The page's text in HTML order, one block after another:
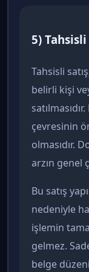
5)
Tahsisli
belirli kişi
çevresinin
olmasıdır.
arzın genel
Bu satış
nedeniyle
işlemin
gelmez.
belge